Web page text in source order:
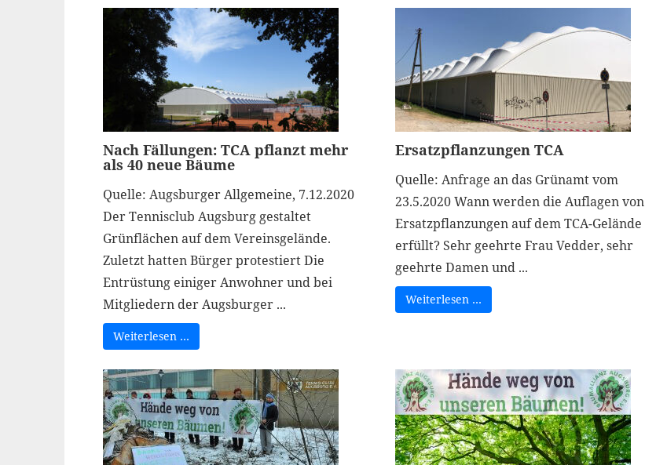
Nach Fällungen: TCA pflanzt mehr
als 40 neue Bäume
Quelle: Augsburger Allgemeine, 7.12.2020
Der Tennisclub Augsburg gestaltet
Grünflächen auf dem Vereinsgelände.
Zuletzt hatten Bürger protestiert Die
Entrüstung einiger Anwohner und bei
Mitgliedern der Augsburger ...
Weiterlesen …
Ersatzpflanzungen TCA
Quelle: Anfrage an das Grünamt vom
23.5.2020 Wann werden die Auflagen von
Ersatzpflanzungen auf dem TCA-Gelände
erfüllt? Sehr geehrte Frau Vedder, sehr
geehrte Damen und ...
Weiterlesen …